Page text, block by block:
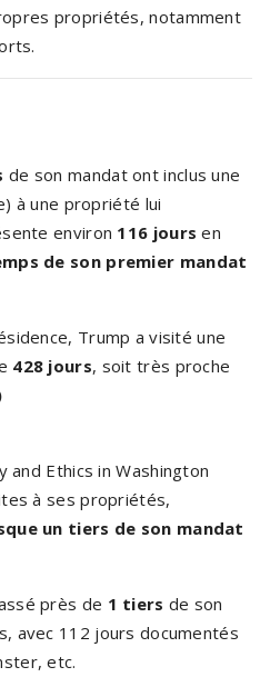
propriétés, notamment
de son mandat ont inclus une
à une propriété lui
environ 116 jours en
de son premier mandat
Trump a visité une
428 jours, soit très proche
and Ethics in Washington
à ses propriétés,
un tiers de son mandat
près de 1 tiers de son
avec 112 jours documentés
etc.